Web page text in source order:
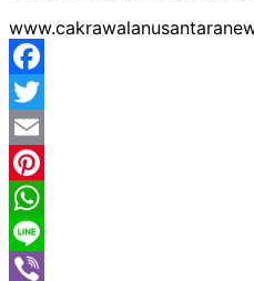
Facebook
Twitter
Email
Pinterest
WhatsApp
Line